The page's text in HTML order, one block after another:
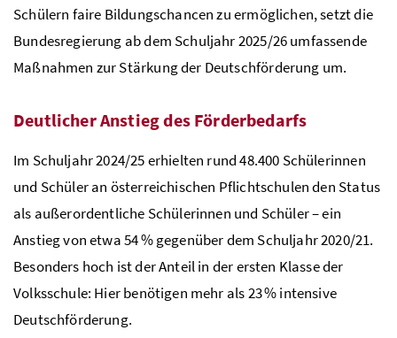
Schülern faire Bildungschancen zu ermöglichen, setzt die
Bundesregierung ab dem Schuljahr 2025/26 umfassende
Maßnahmen zur Stärkung der Deutschförderung um.
Deutlicher Anstieg des Förderbedarfs
Im Schuljahr 2024/25 erhielten rund 48.400 Schülerinnen
und Schüler an österreichischen Pflichtschulen den Status
als außerordentliche Schülerinnen und Schüler – ein
Anstieg von etwa 54 % gegenüber dem Schuljahr 2020/21.
Besonders hoch ist der Anteil in der ersten Klasse der
Volksschule: Hier benötigen mehr als 23 % intensive
Deutschförderung.